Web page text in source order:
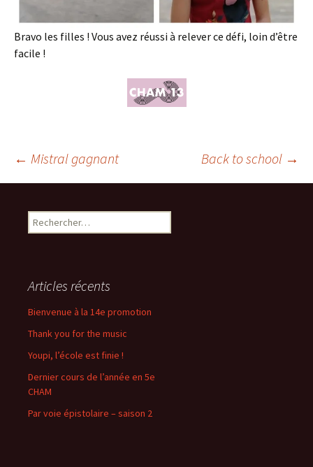
Bravo les filles ! Vous avez réussi à relever ce défi, loin d’être
facile !
Navigation
des
← Mistral gagnant Back to school →
Rechercher :
Articles récents
Bienvenue à la 14e promotion
Thank you for the music
Youpi, l’école est finie !
Dernier cours de l’année en 5e
CHAM
Par voie épistolaire – saison 2